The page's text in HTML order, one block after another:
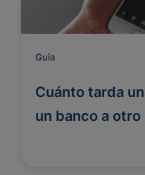
Guía
Cuánto tarda
un banco a otro